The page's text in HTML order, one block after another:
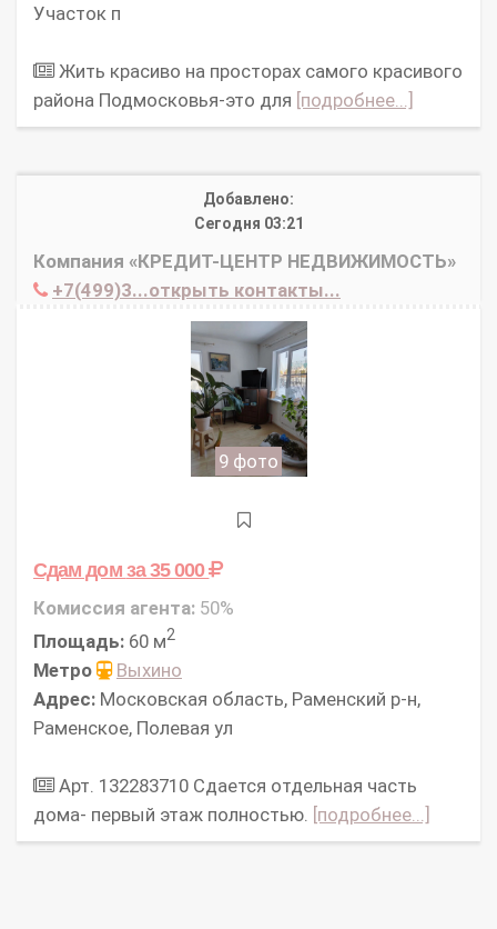
Участок п
Жить красиво на просторах самого красивого
района Подмосковья-это для [подробнее...]
Добавлено:
Сегодня 03:21
Компания «КРЕДИТ-ЦЕНТР НЕДВИЖИМОСТЬ»
+7(499)3...открыть контакты...
9 фото
Сдам домза 35 000
Комиссия агента: 50%
Площадь: 60 м2
Метро
Выхино
Адрес: Московская область, Раменский р-н,
Раменское, Полевая ул
Арт. 132283710 Сдается отдельная часть
дома- первый этаж полностью. [подробнее...]